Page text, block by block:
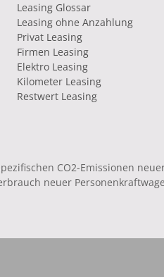
Leasing Glossar
Leasing ohne Anzahlung
Privat Leasing
Firmen Leasing
Elektro Leasing
Kilometer Leasing
Restwert Leasing
CO2-Emissionen
neuer